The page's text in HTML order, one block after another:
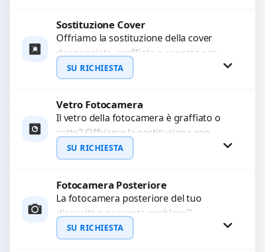
Procedi
Sostituzione Cover
Offriamo la sostituzione della cover
danneggiata, graffiata o usurata con
ricambi di alta qualità e garantiti.
Ripristiniamo l’aspetto estetico e...
SU RICHIESTA
Richiedi Preventivo
WhatsApp
Vetro Fotocamera
Il vetro della fotocamera è graffiato o
rotto? Offriamo la sostituzione con
ricambi di alta qualità garantiti per 3
mesi....
SU RICHIESTA
Richiedi Preventivo
WhatsApp
Fotocamera Posteriore
La fotocamera posteriore del tuo
dispositivo presenta problemi?
Interveniamo per risolvere guasti come
immagini sfocate, messa a fuoco non
SU RICHIESTA